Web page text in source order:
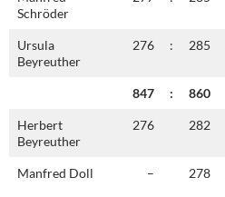
Schröder
Ursula
Beyreuther
276 : 285
847 : 860
Herbert
Beyreuther
276 282
Manfred Doll – 278